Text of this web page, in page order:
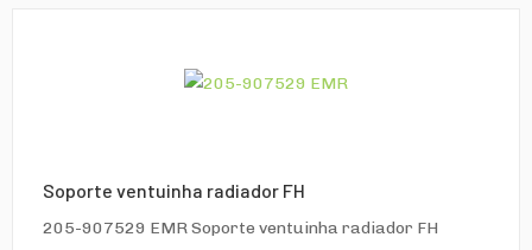
Soporte ventuinha radiador FH
205-907529 EMR Soporte ventuinha radiador FH